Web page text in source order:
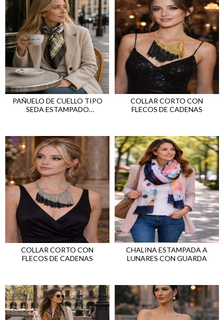
PAÑUELO DE CUELLO TIPO
SEDA ESTAMPADO
COLLAR CORTO CON
FLECOS DE CADENAS
COLLAR CORTO CON
FLECOS DE CADENAS
CHALINA ESTAMPADA A
LUNARES CON GUARDA